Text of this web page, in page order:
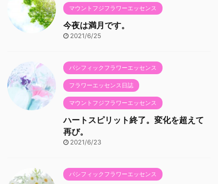
マウントフジフラワーエッセンス
今夜は満月です。
2021/6/25
パシフィックフラワーエッセンス
フラワーエッセンス日誌
マウントフジフラワーエッセンス
ハートスピリット終了。変化を超えて
再び。
2021/6/23
パシフィックフラワーエッセンス